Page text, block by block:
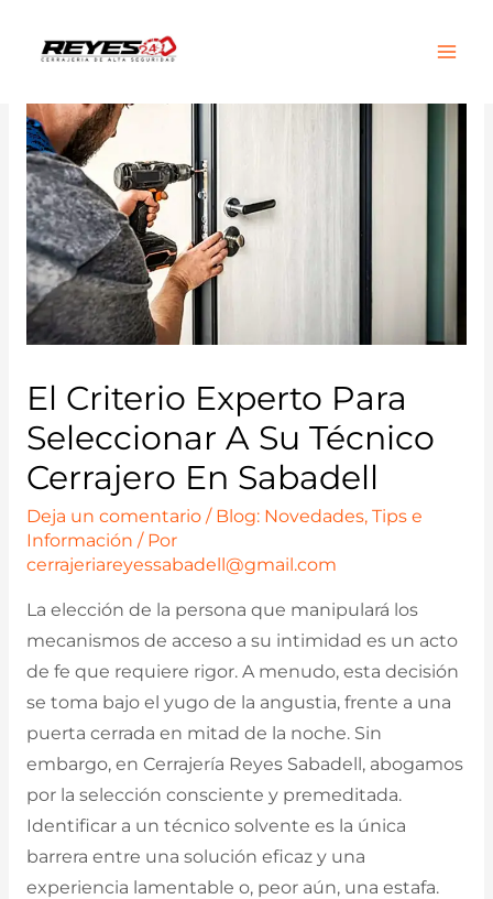
El Criterio Experto Para
Seleccionar A Su Técnico
Cerrajero En Sabadell
Deja un comentario / Blog: Novedades, Tips e
Información / Por
cerrajeriareyessabadell@gmail.com
La elección de la persona que manipulará los
mecanismos de acceso a su intimidad es un acto
de fe que requiere rigor. A menudo, esta decisión
se toma bajo el yugo de la angustia, frente a una
puerta cerrada en mitad de la noche. Sin
embargo, en Cerrajería Reyes Sabadell, abogamos
por la selección consciente y premeditada.
Identificar a un técnico solvente es la única
barrera entre una solución eficaz y una
experiencia lamentable o, peor aún, una estafa.